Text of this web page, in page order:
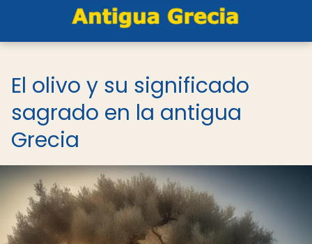
El olivo y su significado
sagrado en la antigua
Grecia